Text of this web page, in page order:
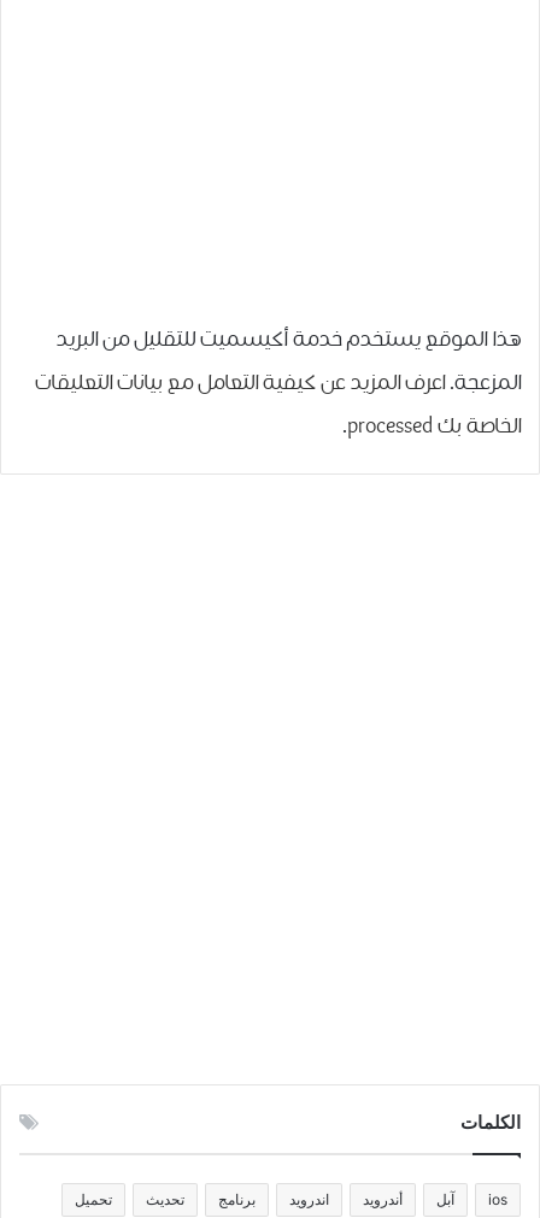
هذا الموقع يستخدم خدمة أكيسميت للتقليل من البريد
المزعجة.اعرف المزيد عن كيفية التعامل مع بيانات التعليقات
الخاصة بك processed
.
الكلمات
ios آبل أندرويد اندرويد برنامج تحديث تحميل